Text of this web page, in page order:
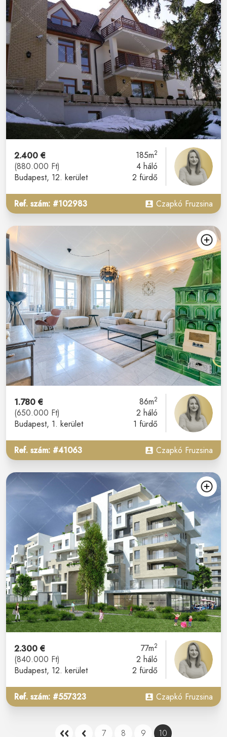
2.400 €
(880.000 Ft)
Budapest, 12. kerület
185m2
4 háló
2 fürdő
Ref. szám: #102983 Czapkó Fruzsina
1.780 €
(650.000 Ft)
Budapest, 1. kerület
86m2
2 háló
1 fürdő
Ref. szám: #41063 Czapkó Fruzsina
2.300 €
(840.000 Ft)
Budapest, 12. kerület
77m2
2 háló
2 fürdő
Ref. szám: #557323 Czapkó Fruzsina
7 8 9 10